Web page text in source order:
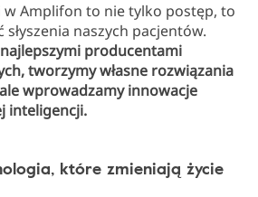
Amplifon to nie tylko postęp, to
naszych pacjentów.
producentami
tworzymy własne rozwiązania
wprowadzamy innowacje
inteligencji.
które zmieniają życie